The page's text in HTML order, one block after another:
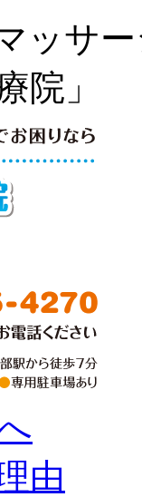
ッサ
院」
由